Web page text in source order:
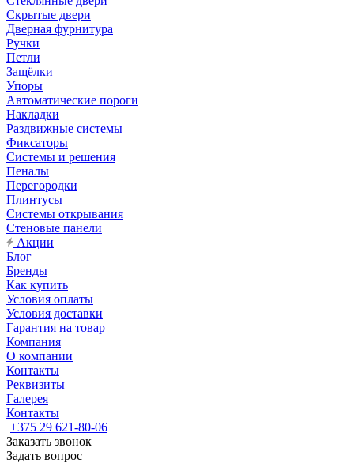
Скрытые двери
Дверная фурнитура
Ручки
Петли
Защёлки
Упоры
Автоматические пороги
Накладки
Раздвижные системы
Фиксаторы
Системы и решения
Пеналы
Перегородки
Плинтусы
Системы открывания
Стеновые панели
Акции
Блог
Бренды
Как купить
Условия оплаты
Условия доставки
Гарантия на товар
Компания
О компании
Контакты
Реквизиты
Галерея
Контакты
+375 29 621-80-06
Заказать звонок
Задать вопрос